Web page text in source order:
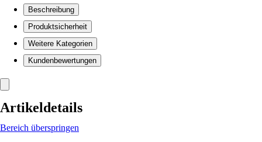
Beschreibung
Produktsicherheit
Weitere Kategorien
Kundenbewertungen
Artikeldetails
Bereich überspringen